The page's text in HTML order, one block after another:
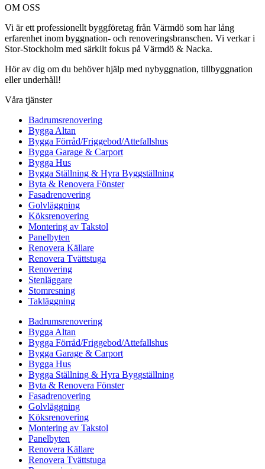
OM OSS
Vi är ett professionellt byggföretag från Värmdö som har lång
erfarenhet inom byggnation- och renoveringsbranschen. Vi verkar i
Stor-Stockholm med särkilt fokus på Värmdö & Nacka.
Hör av dig om du behöver hjälp med nybyggnation, tillbyggnation
eller underhåll!
Våra tjänster
Badrumsrenovering
Bygga Altan
Bygga Förråd/Friggebod/Attefallshus
Bygga Garage & Carport
Bygga Hus
Bygga Ställning & Hyra Byggställning
Byta & Renovera Fönster
Fasadrenovering
Golvläggning
Köksrenovering
Montering av Takstol
Panelbyten
Renovera Källare
Renovera Tvättstuga
Renovering
Stenläggare
Stomresning
Takläggning
Badrumsrenovering
Bygga Altan
Bygga Förråd/Friggebod/Attefallshus
Bygga Garage & Carport
Bygga Hus
Bygga Ställning & Hyra Byggställning
Byta & Renovera Fönster
Fasadrenovering
Golvläggning
Köksrenovering
Montering av Takstol
Panelbyten
Renovera Källare
Renovera Tvättstuga